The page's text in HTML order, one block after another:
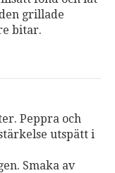
grillade
bitar.
Peppra och
utspätt i
Smaka av